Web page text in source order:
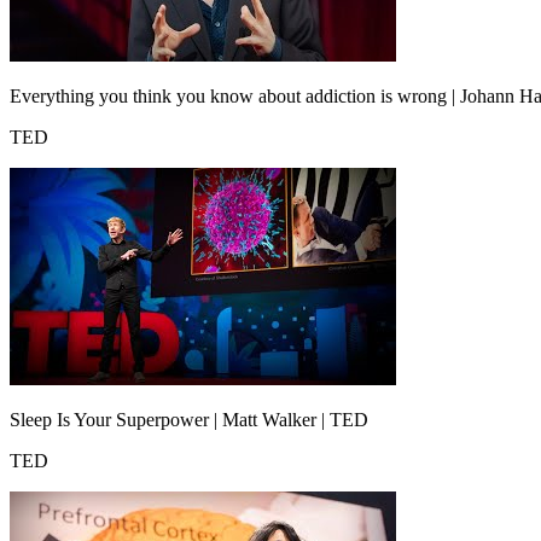
Everything you think you know about addiction is wrong | Johann
TED
Sleep Is Your Superpower | Matt Walker | TED
TED